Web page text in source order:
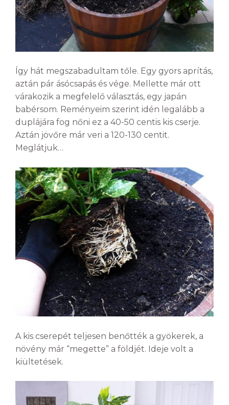
Így hát megszabadultam tőle. Egy gyors aprítás,
aztán pár ásócsapás és vége. Mellette már ott
várakozik a megfelelő választás, egy japán
babérsom. Reményeim szerint idén legalább a
duplájára fog nőni ez a 40-50 centis kis cserje.
Aztán jövőre már veri a 120-130 centit.
Meglátjuk…
A kis cserepét teljesen benőtték a gyökerek, a
növény már “megette” a földjét. Ideje volt a
kiültetések.